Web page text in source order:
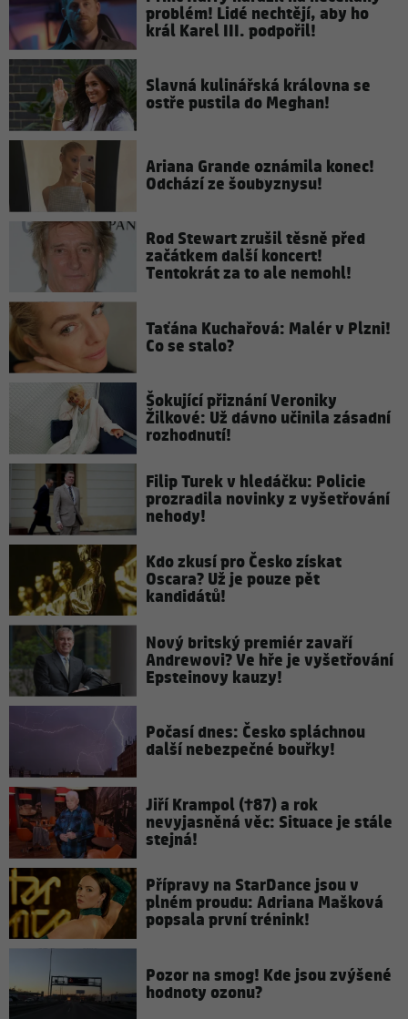
problém! Lidé nechtějí, aby ho
král Karel III. podpořil!
Slavná kulinářská královna se
ostře pustila do Meghan!
Ariana Grande oznámila konec!
Odchází ze šoubyznysu!
Rod Stewart zrušil těsně před
začátkem další koncert!
Tentokrát za to ale nemohl!
Taťána Kuchařová: Malér v Plzni!
Co se stalo?
Šokující přiznání Veroniky
Žilkové: Už dávno učinila zásadní
rozhodnutí!
Filip Turek v hledáčku: Policie
prozradila novinky z vyšetřování
nehody!
Kdo zkusí pro Česko získat
Oscara? Už je pouze pět
kandidátů!
Nový britský premiér zavaří
Andrewovi? Ve hře je vyšetřování
Epsteinovy kauzy!
Počasí dnes: Česko spláchnou
další nebezpečné bouřky!
Jiří Krampol (†87) a rok
nevyjasněná věc: Situace je stále
stejná!
Přípravy na StarDance jsou v
plném proudu: Adriana Mašková
popsala první trénink!
Pozor na smog! Kde jsou zvýšené
hodnoty ozonu?